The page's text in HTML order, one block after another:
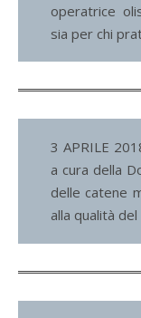
operatrice
sia per chi
3 APRILE
a cura della
delle catene
alla qualità